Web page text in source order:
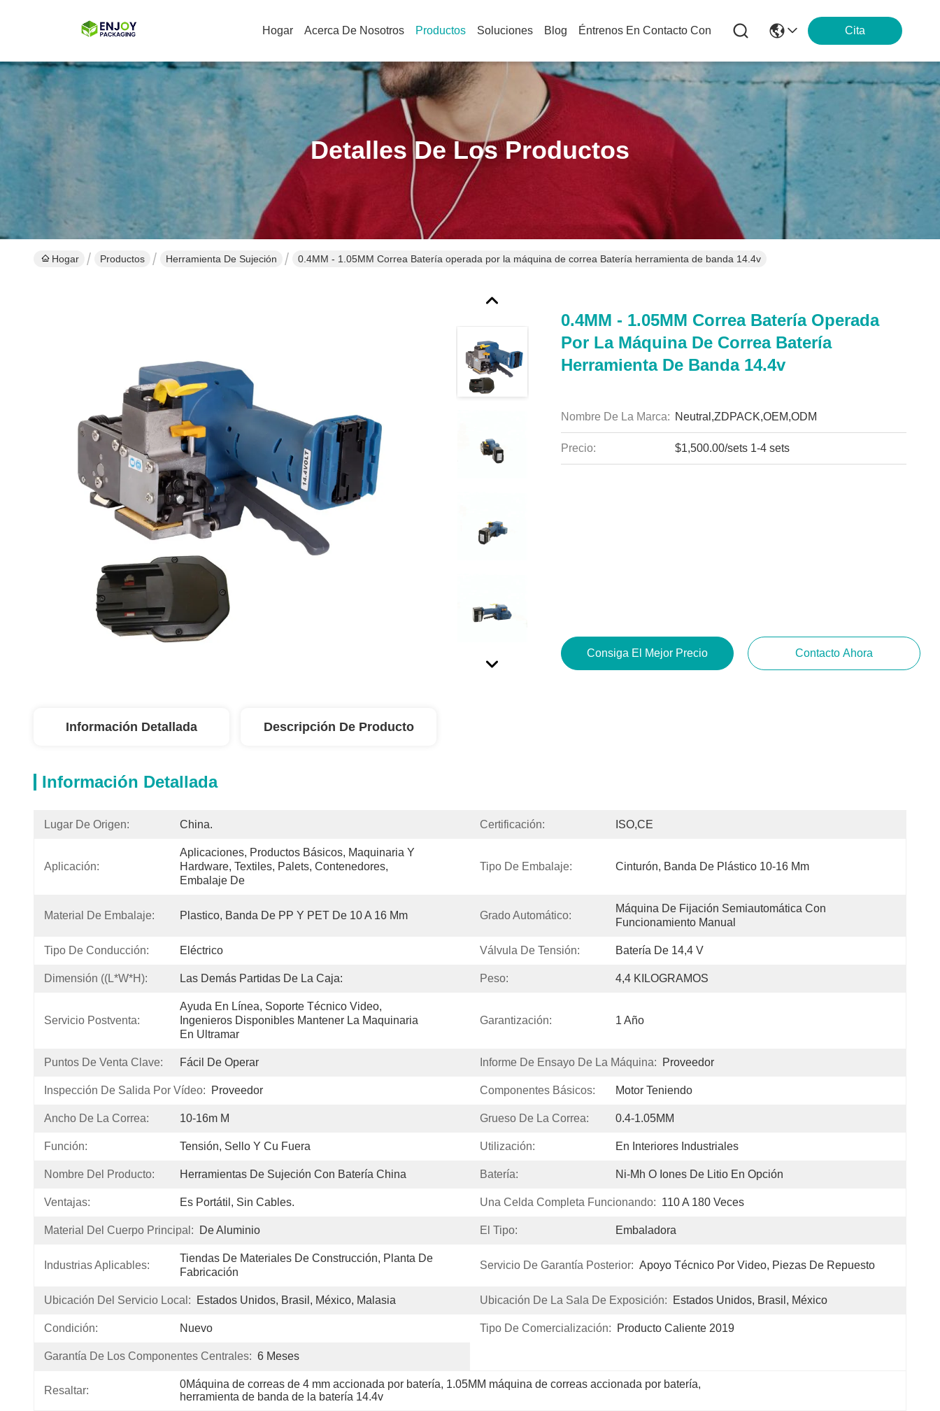
Hogar Acerca De Nosotros Productos Soluciones Blog Éntrenos En Contacto Con Cita
Detalles De Los Productos
Hogar Productos Herramienta De Sujeción 0.4MM - 1.05MM Correa Batería operada por la máquina de correa Batería herramienta de banda 14.4v
0.4MM - 1.05MM Correa Batería Operada
Por La Máquina De Correa Batería
Herramienta De Banda 14.4v
Nombre De La Marca: Neutral,ZDPACK,OEM,ODM
Precio: $1,500.00/sets 1-4 sets
Consiga El Mejor Precio Contacto Ahora
Información Detallada Descripción De Producto
Información Detallada
Lugar De Origen: China. Certificación: ISO,CE
Aplicación:
Aplicaciones, Productos Básicos, Maquinaria Y
Hardware, Textiles, Palets, Contenedores,
Embalaje De
Tipo De Embalaje: Cinturón, Banda De Plástico 10-16 Mm
Material De Embalaje: Plastico, Banda De PP Y PET De 10 A 16 Mm Grado Automático:
Máquina De Fijación Semiautomática Con
Funcionamiento Manual
Tipo De Conducción: Eléctrico Válvula De Tensión: Batería De 14,4 V
Dimensión ((L*W*H): Las Demás Partidas De La Caja: Peso: 4,4 KILOGRAMOS
Servicio Postventa:
Ayuda En Línea, Soporte Técnico Video,
Ingenieros Disponibles Mantener La Maquinaria
En Ultramar
Garantización: 1 Año
Puntos De Venta Clave: Fácil De Operar Informe De Ensayo De La Máquina: Proveedor
Inspección De Salida Por Vídeo: Proveedor Componentes Básicos: Motor Teniendo
Ancho De La Correa: 10-16m M Grueso De La Correa: 0.4-1.05MM
Función: Tensión, Sello Y Cu Fuera Utilización: En Interiores Industriales
Nombre Del Producto: Herramientas De Sujeción Con Batería China Batería: Ni-Mh O Iones De Litio En Opción
Ventajas: Es Portátil, Sin Cables. Una Celda Completa Funcionando: 110 A 180 Veces
Material Del Cuerpo Principal: De Aluminio El Tipo: Embaladora
Industrias Aplicables:
Tiendas De Materiales De Construcción, Planta De
Fabricación
Servicio De Garantía Posterior: Apoyo Técnico Por Video, Piezas De Repuesto
Ubicación Del Servicio Local: Estados Unidos, Brasil, México, Malasia Ubicación De La Sala De Exposición: Estados Unidos, Brasil, México
Condición: Nuevo Tipo De Comercialización: Producto Caliente 2019
Garantía De Los Componentes Centrales: 6 Meses
Resaltar:
0Máquina de correas de 4 mm accionada por batería, 1.05MM máquina de correas accionada por batería,
herramienta de banda de la batería 14.4v